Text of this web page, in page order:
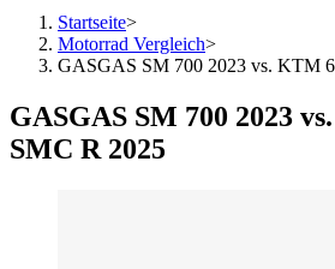
Startseite>
Motorrad Vergleich>
GASGAS SM 700 2023 vs. KTM
GASGAS SM 700 2023
SMC R 2025